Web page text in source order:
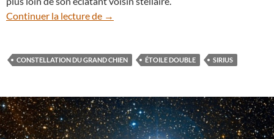
Continuer la lecture de
Observer Sirius B, un défi pour les
→
CONSTELLATION DU GRAND CHIEN ÉTOILE DOUBLE SIRIUS